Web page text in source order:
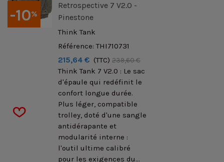
-10%
Retrospective 7 V2.0 -
Pinestone
Think Tank
Référence: THI710731
215,64 € (TTC) 239,60 €
Think Tank 7 V2.0 : Le sac
d'épaule qui redéfinit le
confort longue durée.
Plus léger, compatible
trolley, doté d'une sangle
antidérapante et
modularité interne :
l'outil ultime calibré
pour les exigences du...